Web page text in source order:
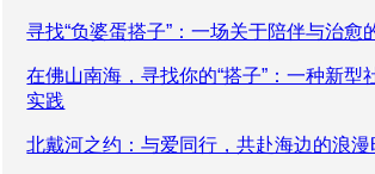
寻找“负婆蛋搭子”：一场关于陪伴与治愈
在佛山南海，寻找你的“搭子”：一种新型
实践
北戴河之约：与爱同行，共赴海边的浪漫